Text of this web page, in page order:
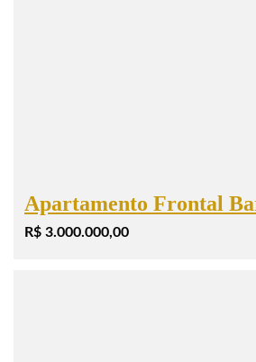
Apartamento Frontal
R$ 3.000.000,00